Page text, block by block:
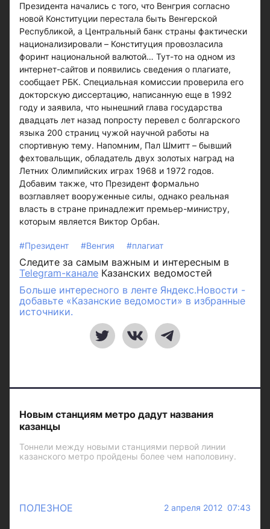
Президента начались с того, что Венгрия согласно
новой Конституции перестала быть Венгерской
Республикой, а Центральный банк страны фактически
национализировали – Конституция провозласила
форинт национальной валютой… Тут-то на одном из
интернет-сайтов и появились сведения о плагиате,
сообщает РБК. Специальная комиссии проверила его
докторскую диссертацию, написанную еще в 1992
году и заявила, что нынешний глава государства
двадцать лет назад попросту перевел с болгарского
языка 200 страниц чужой научной работы на
спортивную тему. Напомним, Пал Шмитт – бывший
фехтовальщик, обладатель двух золотых наград на
Летних Олимпийских играх 1968 и 1972 годов.
Добавим также, что Президент формально
возглавляет вооруженные силы, однако реальная
власть в стране принадлежит премьер-министру,
которым является Виктор Орбан.
#Президент #Венгия #плагиат
Следите за самым важным и интересным в
Telegram-канале Казанских ведомостей
Больше интересного в ленте Яндекс.Новости -
добавьте «Казанские ведомости» в избранные
источники.
Новым станциям метро дадут названия
казанцы
Тоннели между новыми станциями первой линии
казанского метро пройдены более чем наполовину.
ПОЛЕЗНОЕ 2 апреля 2012 07:43